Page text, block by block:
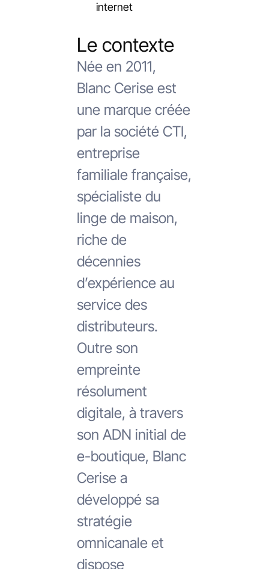
internet
Le contexte
Née en 2011,
Blanc Cerise est
une marque créée
par la société CTI,
entreprise
familiale française,
spécialiste du
linge de maison,
riche de
décennies
d’expérience au
service des
distributeurs.
Outre son
empreinte
résolument
digitale, à travers
son ADN initial de
e-boutique, Blanc
Cerise a
développé sa
stratégie
omnicanale et
dispose